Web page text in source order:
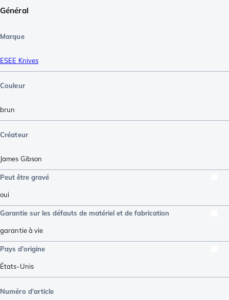
Général
Marque
ESEE Knives
Couleur
brun
Créateur
James Gibson
Peut être gravé
oui
Garantie sur les défauts de matériel et de fabrication
garantie à vie
Pays d'origine
États-Unis
Numéro d'article